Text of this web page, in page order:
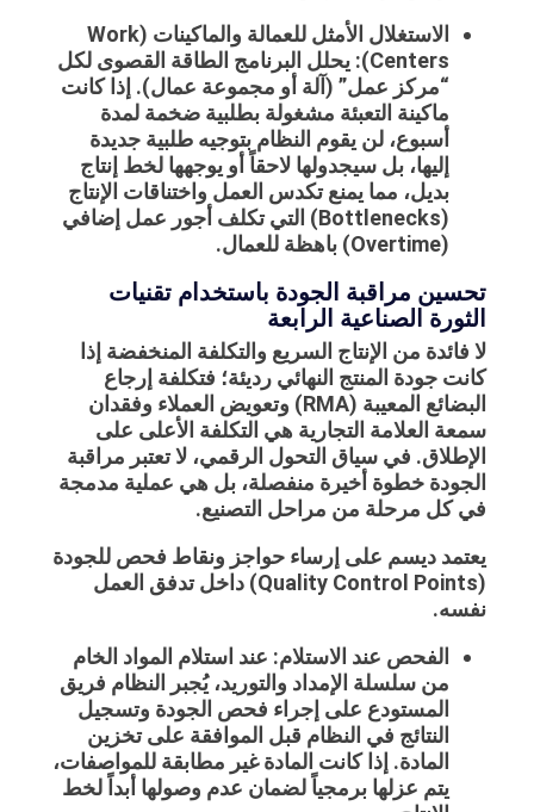
الاستغلال الأمثل للعمالة والماكينات (Work
Centers): يحلل البرنامج الطاقة القصوى لكل
“مركز عمل” (آلة أو مجموعة عمال). إذا كانت
ماكينة التعبئة مشغولة بطلبية ضخمة لمدة
أسبوع، لن يقوم النظام بتوجيه طلبية جديدة
إليها، بل سيجدولها لاحقاً أو يوجهها لخط إنتاج
بديل، مما يمنع تكدس العمل واختناقات الإنتاج
(Bottlenecks) التي تكلف أجور عمل إضافي
(Overtime) باهظة للعمال.
تحسين مراقبة الجودة باستخدام تقنيات
الثورة الصناعية الرابعة
لا فائدة من الإنتاج السريع والتكلفة المنخفضة إذا
كانت جودة المنتج النهائي رديئة؛ فتكلفة إرجاع
البضائع المعيبة (RMA) وتعويض العملاء وفقدان
سمعة العلامة التجارية هي التكلفة الأعلى على
الإطلاق. في سياق التحول الرقمي، لا تعتبر مراقبة
الجودة خطوة أخيرة منفصلة، بل هي عملية مدمجة
في كل مرحلة من مراحل التصنيع.
يعتمد ديسم على إرساء حواجز ونقاط فحص للجودة
(Quality Control Points) داخل تدفق العمل
نفسه.
الفحص عند الاستلام: عند استلام المواد الخام
من سلسلة الإمداد والتوريد، يُجبر النظام فريق
المستودع على إجراء فحص الجودة وتسجيل
النتائج في النظام قبل الموافقة على تخزين
المادة. إذا كانت المادة غير مطابقة للمواصفات،
يتم عزلها برمجياً لضمان عدم وصولها أبداً لخط